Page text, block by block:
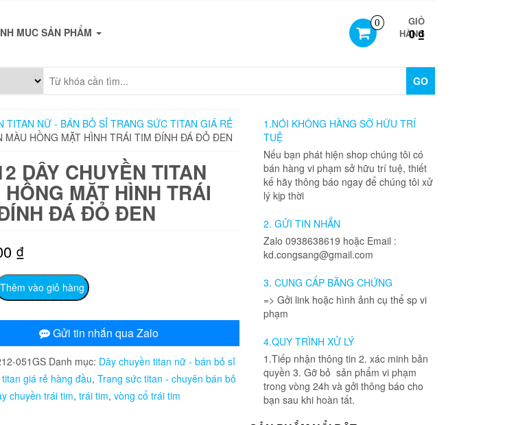
0
GIỎ
HÀNG
0 ₫
MUC SẢN PHẨM
GO
TITAN NỮ - BÁN BỎ SỈ TRANG SỨC TITAN GIÁ RẺ
MÀU HỒNG MẶT HÌNH TRÁI TIM ĐÍNH ĐÁ ĐỎ ĐEN
DÂY CHUYỀN TITAN
HỒNG MẶT HÌNH TRÁI
ĐÁ ĐỎ ĐEN
₫
Thêm vào giỏ hàng
Gửi tin nhắn qua Zalo
051GS Danh mục: Dây chuyền titan nữ - bán bỏ sỉ
giá rẻ hàng đầu, Trang sức titan - chuyên bán bỏ
chuyền trái tim, trái tim, vòng cổ trái tim
1.NÓI KHÔNG HÀNG SỠ HỮU TRÍ
TUỆ
Nếu bạn phát hiện shop chúng tôi có
bán hàng vi phạm sở hữu trí tuệ, thiết
kế hãy thông báo ngay để chúng tôi xử
lý kịp thời
2. GỬI TIN NHẮN
Zalo 0938638619 hoặc Email :
kd.congsang@gmail.com
3. CUNG CẤP BẰNG CHỨNG
=> Gởi link hoặc hình ảnh cụ thể sp vi
phạm
4.QUY TRÌNH XỬ LÝ
1.Tiếp nhận thông tin 2. xác minh bản
quyền 3. Gỡ bỏ sản phẩm vi phạm
trong vòng 24h và gởi thông báo cho
bạn sau khi hoàn tất.